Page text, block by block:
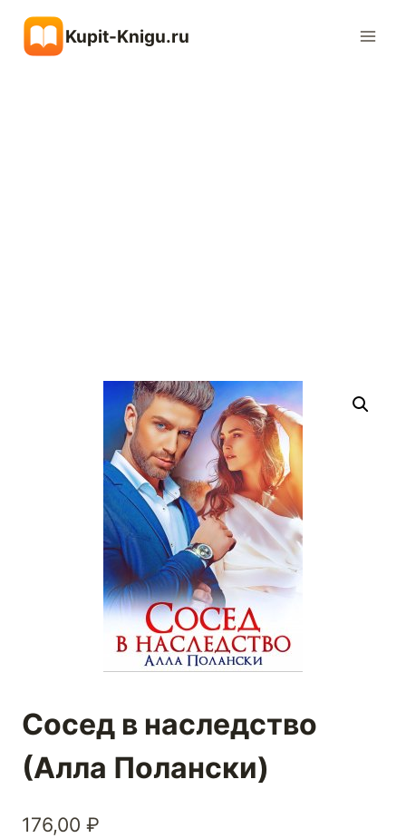
содержимому
Kupit-Knigu.ru
Сосед в наследство
(Алла Полански)
176,00 ₽